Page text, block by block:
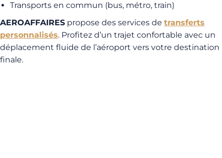
Transports en commun (bus, métro, train)
AEROAFFAIRES propose des services de transferts
personnalisés. Profitez d’un trajet confortable avec un
déplacement fluide de l’aéroport vers votre destination
finale.